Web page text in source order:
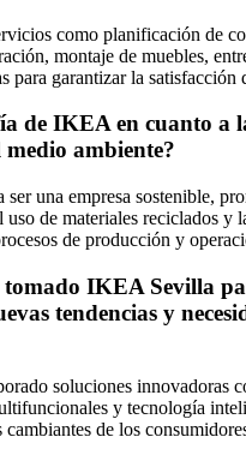
como planificación de
montaje de muebles,
para garantizar la satisfacción
de IKEA en cuanto a
ambiente?
una empresa sostenible,
uso de materiales reciclados y
de producción y
tomado IKEA Sevilla
tendencias y
soluciones innovadoras
y tecnología
cambiantes de los